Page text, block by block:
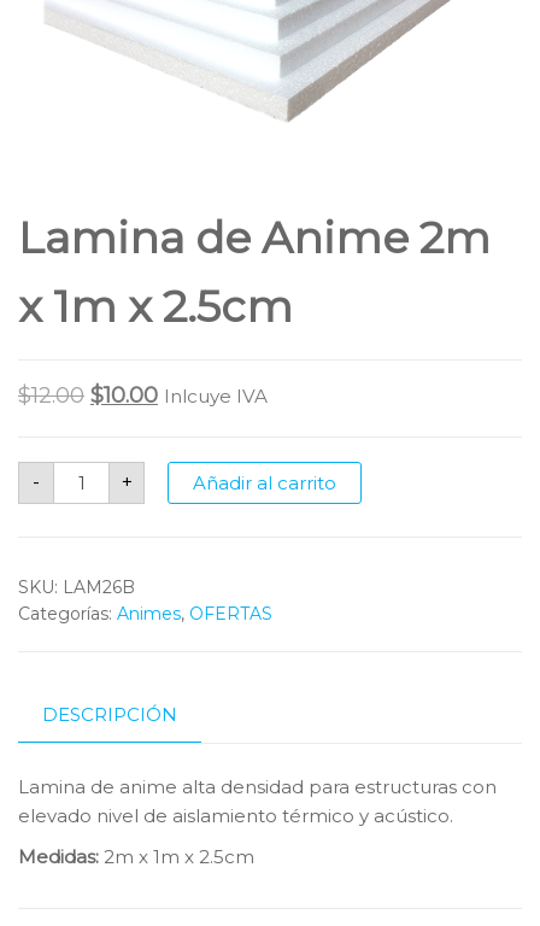
Lamina de Anime 2m
x 1m x 2.5cm
$12.00 Original
was:
$10.00Current
is:
$10.00.
Inlcuye IVA
-
Lamina
Anime
2.5cm
cantidad
+ Añadir al carrito
SKU: LAM26B
Categorías: Animes, OFERTAS
DESCRIPCIÓN
Lamina de anime alta densidad para estructuras con
elevado nivel de aislamiento térmico y acústico.
Medidas: 2m x 1m x 2.5cm